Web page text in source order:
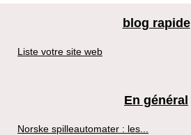
blog rapide
Liste votre site web
En général
Norske spilleautomater : les...